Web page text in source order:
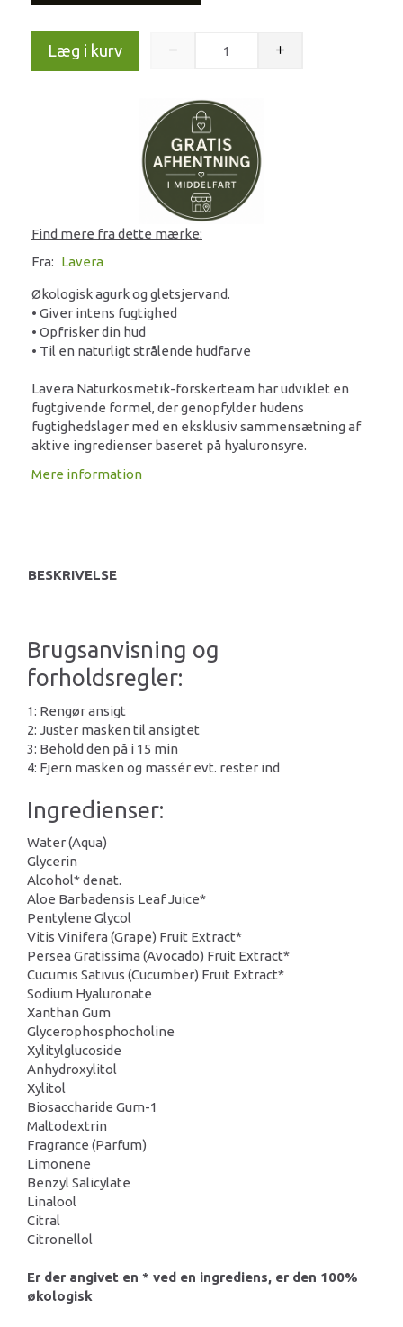
Læg i kurv
Find mere fra dette mærke:
Fra: Lavera
Økologisk agurk og gletsjervand.
• Giver intens fugtighed
• Opfrisker din hud
• Til en naturligt strålende hudfarve
Lavera Naturkosmetik-forskerteam har udviklet en
fugtgivende formel, der genopfylder hudens
fugtighedslager med en eksklusiv sammensætning af
aktive ingredienser baseret på hyaluronsyre.
Mere information
BESKRIVELSE
Brugsanvisning og
forholdsregler:
1: Rengør ansigt
2: Juster masken til ansigtet
3: Behold den på i 15 min
4: Fjern masken og massér evt. rester ind
Ingredienser:
Water (Aqua)
Glycerin
Alcohol* denat.
Aloe Barbadensis Leaf Juice*
Pentylene Glycol
Vitis Vinifera (Grape) Fruit Extract*
Persea Gratissima (Avocado) Fruit Extract*
Cucumis Sativus (Cucumber) Fruit Extract*
Sodium Hyaluronate
Xanthan Gum
Glycerophosphocholine
Xylitylglucoside
Anhydroxylitol
Xylitol
Biosaccharide Gum-1
Maltodextrin
Fragrance (Parfum)
Limonene
Benzyl Salicylate
Linalool
Citral
Citronellol
Er der angivet en * ved en ingrediens, er den 100%
økologisk